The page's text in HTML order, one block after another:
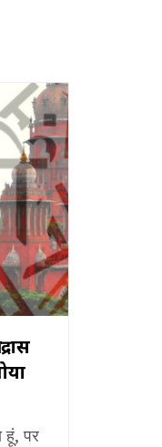
हूं, पर